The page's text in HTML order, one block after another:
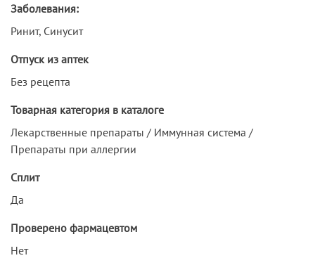
Заболевания:
Ринит, Синусит
Отпуск из аптек
Без рецепта
Товарная категория в каталоге
Лекарственные препараты / Иммунная система /
Препараты при аллергии
Сплит
Да
Проверено фармацевтом
Нет